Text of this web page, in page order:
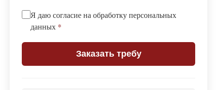
Я даю согласие на обработку персональных
данных *
Заказать требу